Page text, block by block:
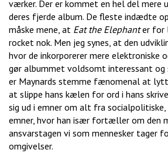
værker. Der er kommet en hel del mere
deres fjerde album. De fleste indædte
måske mene, at Eat the Elephanter for
rocket nok. Men jeg synes, at den
hvor de inkorporerer mere elektroniske
gør albummet voldsomt interessant og
er Maynards stemme fænomenal at
at slippe hans kælen for ord i hans
sig ud i emner om alt fra
emner, hvor han især fortæller om den
ansvarstagen vi som mennesker tager
omgivelser.